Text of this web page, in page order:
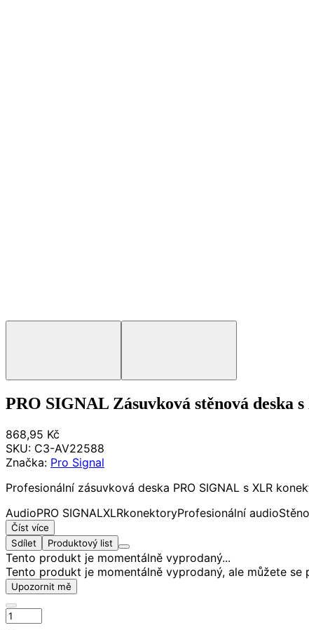
PRO SIGNAL Zásuvková stěnová deska
868,95 Kč
SKU: C3-AV22588
Značka: Pro Signal
Profesionální zásuvková deska PRO SIGNAL s XLR
AudioPRO SIGNALXLRkonektoryProfesionální audio
Číst více
Sdílet
Produktový list
Tento produkt je momentálně vyprodaný...
Tento produkt je momentálně vyprodaný, ale můžete
Upozornit mě